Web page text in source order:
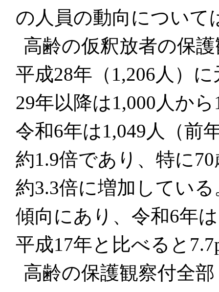
の人員の動向について
高齢の仮釈放者の保
平成28年（1,206人）
29年以降は1,000人か
令和6年は1,049人（前
約1.9倍であり、特に
約3.3倍に増加してい
傾向にあり、令和6年
平成17年と比べると
高齢の保護観察付全